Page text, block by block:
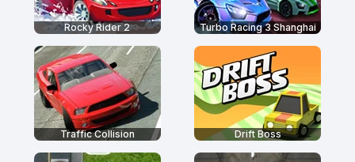
Rocky Rider 2 Turbo Racing 3 Shanghai
Traffic Collision Drift Boss